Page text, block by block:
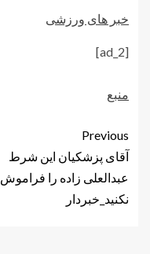
خبر های ورزشی
[ad_2]
منبع
Previous
آقای پزشکیان این شرط
عبدالعلی زاده را فراموش
نکنید_خبردار